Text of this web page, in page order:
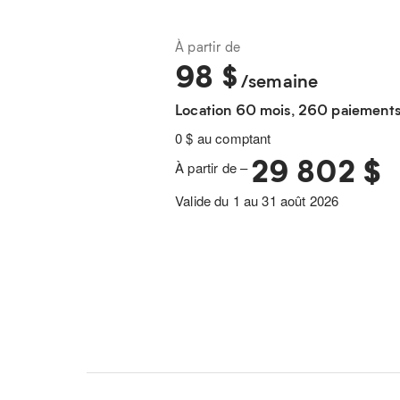
À partir de
98 $/semaine
Location 60 mois, 260 paiements
0 $ au comptant
À partir de –29 802 $
Valide du 1 au 31 août 2026